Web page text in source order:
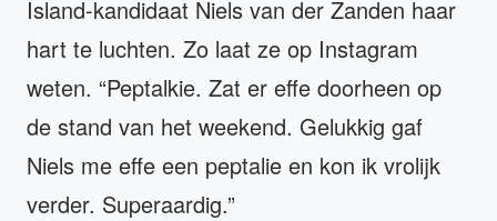
Island-kandidaat Niels van der Zanden haar
hart te luchten. Zo laat ze op Instagram
weten. “Peptalkie. Zat er effe doorheen op
de stand van het weekend. Gelukkig gaf
Niels me effe een peptalie en kon ik vrolijk
verder. Superaardig.”